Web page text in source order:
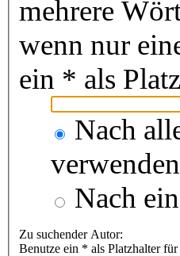
mehrere
wenn nur
ein * als
Nach
verwenden
Nach
Zu suchender Autor:
Benutze ein * als Platzhalter